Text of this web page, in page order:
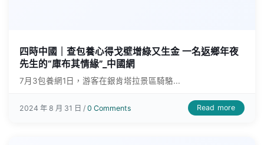
四時中國｜查包養心得戈壁增綠又生金 一名返鄉年夜
先生的“庫布其情緣”_中國網
7月3包養網1日，游客在銀肯塔拉景區騎駱...
2024 年 8 月 31 日 /0 Comments Read more